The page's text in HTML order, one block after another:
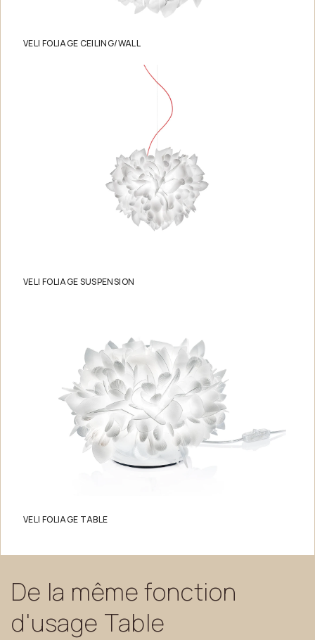
VELI FOLIAGE CEILING/WALL
VELI FOLIAGE SUSPENSION
VELI FOLIAGE TABLE
De la même fonction
d'usage Table